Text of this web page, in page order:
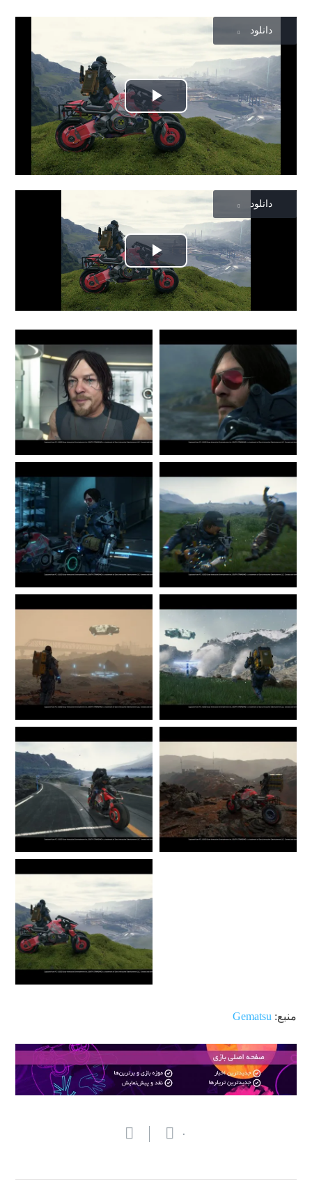
پخش
ویدیو
دانلود
پخش
ویدیو
دانلود
منبع: Gematsu
۰